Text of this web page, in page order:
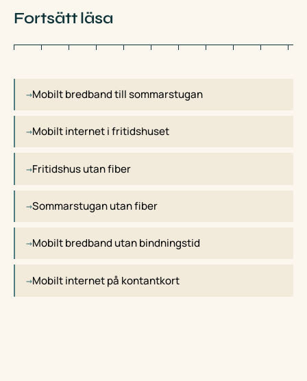
Fortsätt läsa
Mobilt bredband till sommarstugan
Mobilt internet i fritidshuset
Fritidshus utan fiber
Sommarstugan utan fiber
Mobilt bredband utan bindningstid
Mobilt internet på kontantkort